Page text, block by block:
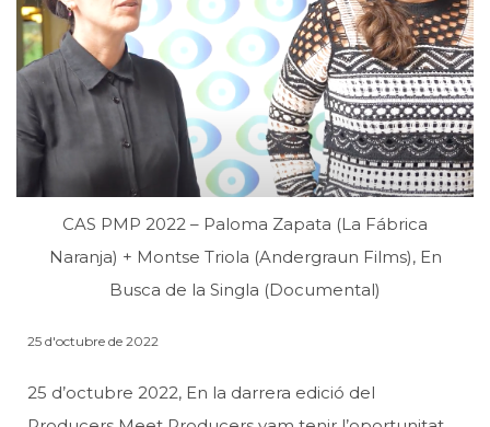
CAS PMP 2022 – Paloma Zapata (La Fábrica
Naranja) + Montse Triola (Andergraun Films), En
Busca de la Singla (Documental)
25 d'octubre de 2022
25 d’octubre 2022, En la darrera edició del